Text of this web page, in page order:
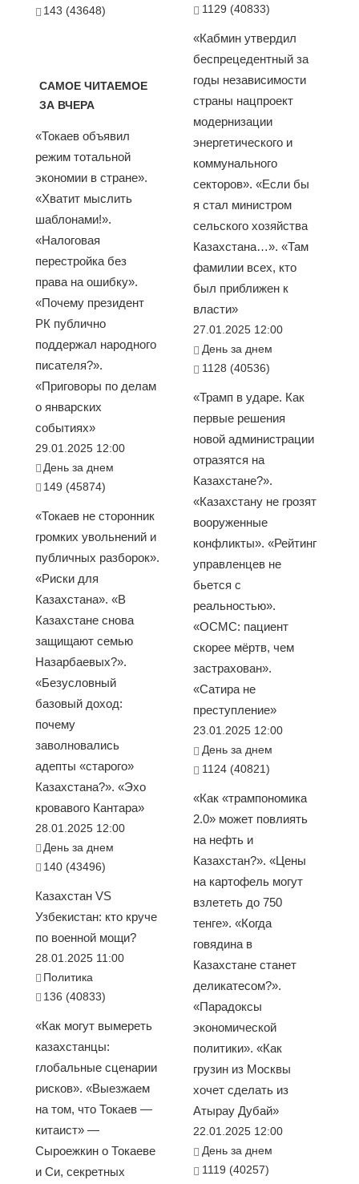
143 (43648)
САМОЕ ЧИТАЕМОЕ
ЗА ВЧЕРА
«Токаев объявил
режим тотальной
экономии в стране».
«Хватит мыслить
шаблонами!».
«Налоговая
перестройка без
права на ошибку».
«Почему президент
РК публично
поддержал народного
писателя?».
«Приговоры по делам
о январских
событиях»
29.01.2025 12:00
День за днем
149 (45874)
«Токаев не сторонник
громких увольнений и
публичных разборок».
«Риски для
Казахстана». «В
Казахстане снова
защищают семью
Назарбаевых?».
«Безусловный
базовый доход:
почему
заволновались
адепты «старого»
Казахстана?». «Эхо
кровавого Кантара»
28.01.2025 12:00
День за днем
140 (43496)
Казахстан VS
Узбекистан: кто круче
по военной мощи?
28.01.2025 11:00
Политика
136 (40833)
«Как могут вымереть
казахстанцы:
глобальные сценарии
рисков». «Выезжаем
на том, что Токаев —
китаист» —
Сыроежкин о Токаеве
и Си, секретных
1129 (40833)
«Кабмин утвердил
беспрецедентный за
годы независимости
страны нацпроект
модернизации
энергетического и
коммунального
секторов». «Если бы
я стал министром
сельского хозяйства
Казахстана…». «Там
фамилии всех, кто
был приближен к
власти»
27.01.2025 12:00
День за днем
1128 (40536)
«Трамп в ударе. Как
первые решения
новой администрации
отразятся на
Казахстане?».
«Казахстану не грозят
вооруженные
конфликты». «Рейтинг
управленцев не
бьется с
реальностью».
«ОСМС: пациент
скорее мёртв, чем
застрахован».
«Сатира не
преступление»
23.01.2025 12:00
День за днем
1124 (40821)
«Как «трампономика
2.0» может повлиять
на нефть и
Казахстан?». «Цены
на картофель могут
взлететь до 750
тенге». «Когда
говядина в
Казахстане станет
деликатесом?».
«Парадоксы
экономической
политики». «Как
грузин из Москвы
хочет сделать из
Атырау Дубай»
22.01.2025 12:00
День за днем
1119 (40257)